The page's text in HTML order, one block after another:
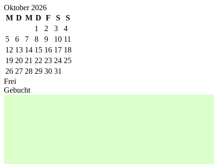
Oktober 2026
M D M D F S
S
1
2 3
4
5
6 7 8 9 10 11
12 13 14 15 16 17 18
19 20 21 22 23 24 25
26 27 28 29 30 31
Frei
Gebucht